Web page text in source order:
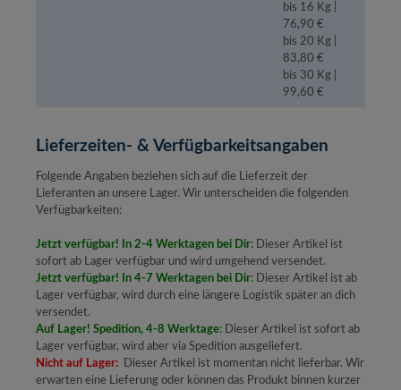
bis 16 Kg |
76,90 €
bis 20 Kg |
83,80 €
bis 30 Kg |
99,60 €
Lieferzeiten- & Verfügbarkeitsangaben
Folgende Angaben beziehen sich auf die Lieferzeit der
Lieferanten an unsere Lager. Wir unterscheiden die folgenden
Verfügbarkeiten:
Jetzt verfügbar! In 2-4 Werktagen bei Dir: Dieser Artikel ist
sofort ab Lager verfügbar und wird umgehend versendet.
Jetzt verfügbar! In 4-7 Werktagen bei Dir: Dieser Artikel ist ab
Lager verfügbar, wird durch eine längere Logistik später an dich
versendet.
Auf Lager! Spedition, 4-8 Werktage: Dieser Artikel ist sofort ab
Lager verfügbar, wird aber via Spedition ausgeliefert.
Nicht auf Lager:
Dieser Artikel ist momentan nicht lieferbar. Wir
erwarten eine Lieferung oder können das Produkt binnen kurzer